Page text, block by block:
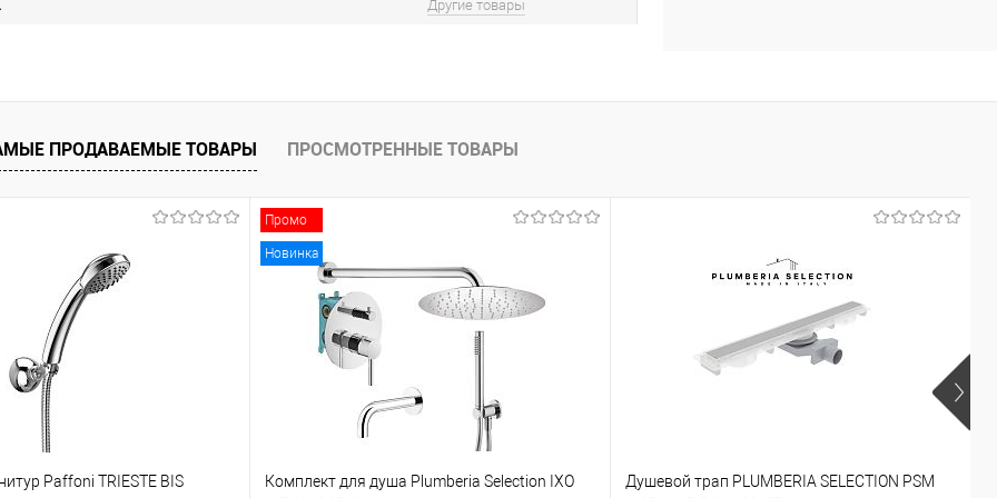
Другие товары
ПРОДАВАЕМЫЕ ТОВАРЫ ПРОСМОТРЕННЫЕ ТОВАРЫ
Paffoni TRIESTE BIS
Промо
Новинка
Комплект для душа Plumberia Selection IXO
Душевой трап PLUMBERIA SELECTION PSM